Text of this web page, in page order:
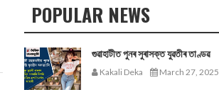
POPULAR NEWS
গুৱাহাটীত পুনৰ সুৰাসক্ত যুৱতীৰ তাণ্ডৱ
Kakali Deka March 27, 2025